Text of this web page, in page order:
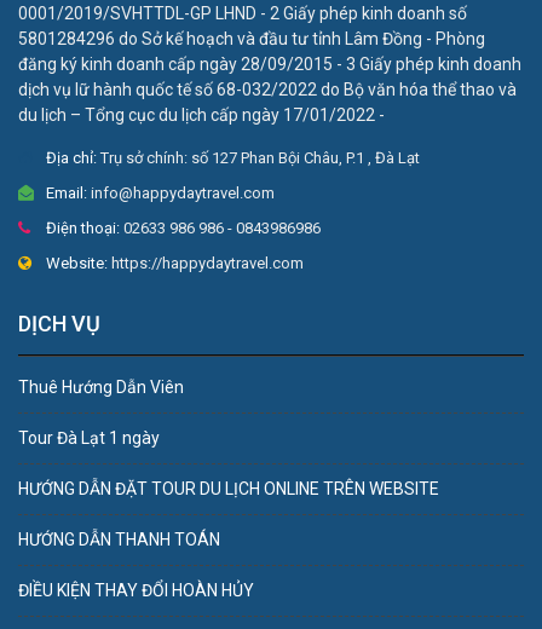
0001/2019/SVHTTDL-GP LHND - 2 Giấy phép kinh doanh số
5801284296 do Sở kế hoạch và đầu tư tỉnh Lâm Đồng - Phòng
đăng ký kinh doanh cấp ngày 28/09/2015 - 3 Giấy phép kinh doanh
dịch vụ lữ hành quốc tế số 68-032/2022 do Bộ văn hóa thể thao và
du lịch – Tổng cục du lịch cấp ngày 17/01/2022 -
Địa chỉ:Trụ sở chính: số 127 Phan Bội Châu, P.1 , Đà Lạt
Email: info@happydaytravel.com
Điện thoại: 02633 986 986 - 0843986986
Website: https://happydaytravel.com
DỊCH VỤ
Thuê Hướng Dẫn Viên
Tour Đà Lạt 1 ngày
HƯỚNG DẪN ĐẶT TOUR DU LỊCH ONLINE TRÊN WEBSITE
HƯỚNG DẪN THANH TOÁN
ĐIỀU KIỆN THAY ĐỔI HOÀN HỦY